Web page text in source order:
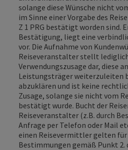
solange diese Wünsche nicht
im Sinne einer Vorgabe des
Z 1 PRG bestätigt worden sind.
Bestätigung, liegt eine
vor. Die Aufnahme von
Reiseveranstalter stellt
Verwendungszusage dar, diese
Leistungsträger weiterzuleiten
abzuklären und ist keine
Zusage, solange sie nicht vom
bestätigt wurde. Bucht der
Reiseveranstalter (z.B. durch
Anfrage per Telefon oder Mail
einen Reisevermittler gelten für
Bestimmungen gemäß Punkt 2.